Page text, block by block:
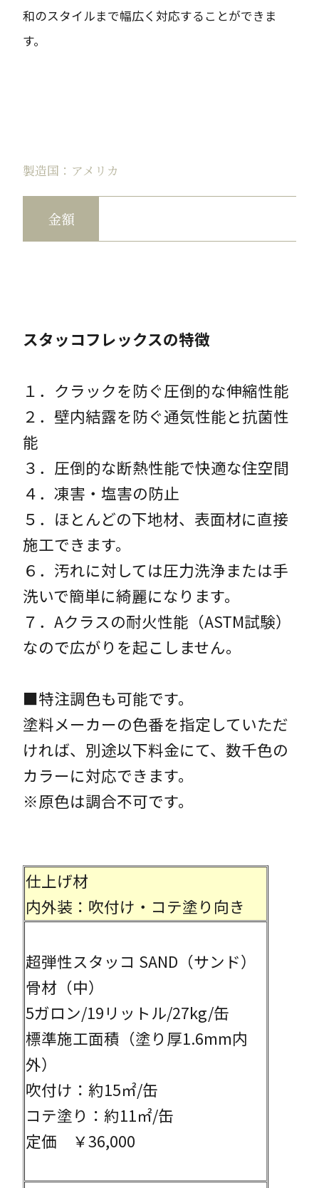
和のスタイルまで幅広く対応することができま
す。
製造国：アメリカ
金額
スタッコフレックスの特徴
１．クラックを防ぐ圧倒的な伸縮性能
２．壁内結露を防ぐ通気性能と抗菌性
能
３．圧倒的な断熱性能で快適な住空間
４．凍害・塩害の防止
５．ほとんどの下地材、表面材に直接
施工できます。
６．汚れに対しては圧力洗浄または手
洗いで簡単に綺麗になります。
７．Aクラスの耐火性能（ASTM試験）
なので広がりを起こしません。
■特注調色も可能です。
塗料メーカーの色番を指定していただ
ければ、別途以下料金にて、数千色の
カラーに対応できます。
※原色は調合不可です。
仕上げ材
内外装：吹付け・コテ塗り向き
超弾性スタッコ SAND（サンド）
骨材（中）
5ガロン/19リットル/27kg/缶
標準施工面積（塗り厚1.6mm内
外）
吹付け：約15㎡/缶
コテ塗り：約11㎡/缶
定価 ￥36,000